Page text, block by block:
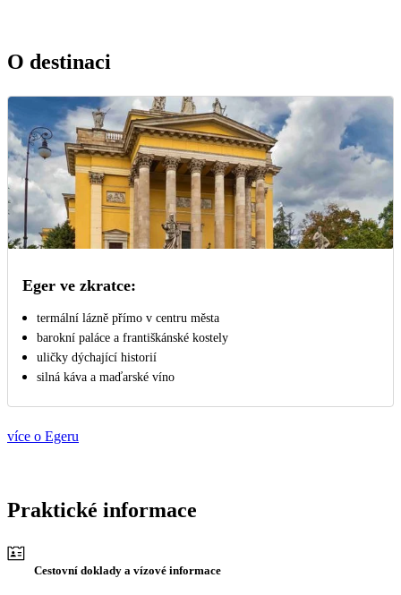
O destinaci
Eger ve zkratce:
termální lázně přímo v centru města
barokní paláce a františkánské kostely
uličky dýchající historií
silná káva a maďarské víno
více o Egeru
Praktické informace
Cestovní doklady a vízové informace